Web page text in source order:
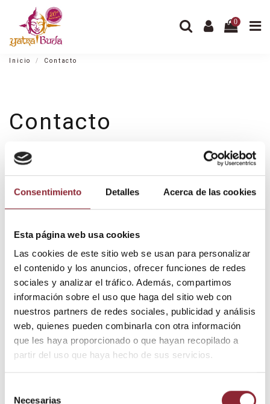
Consentimiento Detalles Acerca de las cookies
Esta página web usa cookies
Las cookies de este sitio web se usan para personalizar
el contenido y los anuncios, ofrecer funciones de redes
sociales y analizar el tráfico. Además, compartimos
información sobre el uso que haga del sitio web con
nuestros partners de redes sociales, publicidad y análisis
web, quienes pueden combinarla con otra información
que les haya proporcionado o que hayan recopilado a
partir del uso que haya hecho de sus servicios.
Necesarias
0
Inicio Contacto
Contacto
VISITA NUESTRA TIENDA